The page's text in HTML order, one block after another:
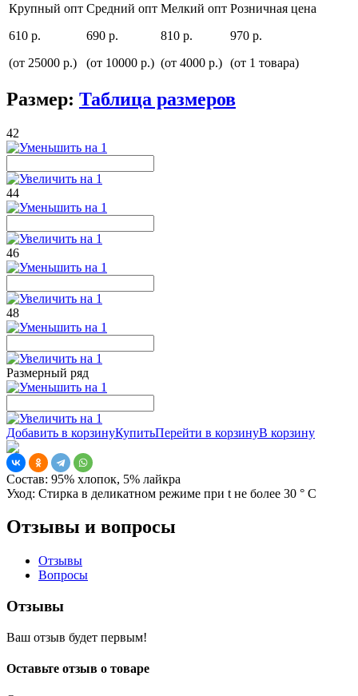
Крупный опт
610 р.
(от 25000 р.)
Средний опт
690 р.
(от 10000 р.)
Мелкий опт
810 р.
(от 4000 р.)
Розничная цена
970 р.
(от 1 товара)
Размер: Таблица размеров
42
44
46
48
Размерный ряд
Добавить в корзинуКупитьПерейти в корзинуВ корзину
Состав: 95% хлопок, 5% лайкра
Уход: Стирка в деликатном режиме при t не более 30 ° С
Отзывы и вопросы
Отзывы
Вопросы
Отзывы
Ваш отзыв будет первым!
Оставьте отзыв о товаре